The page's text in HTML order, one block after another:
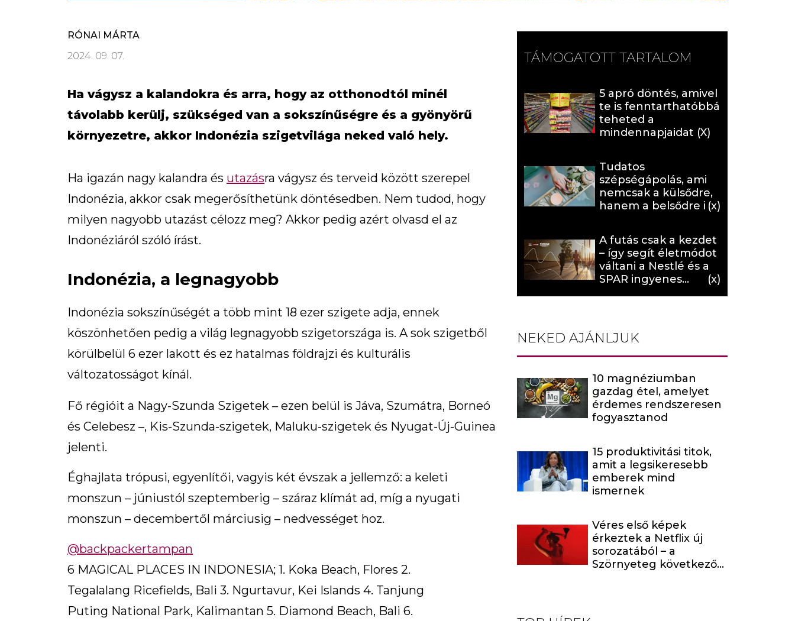
RÓNAI MÁRTA
2024. 09. 07.
Ha vágysz a kalandokra és arra, hogy az otthonodtól minél
távolabb kerülj, szükséged van a sokszínűségre és a gyönyörű
környezetre, akkor Indonézia szigetvilága neked való hely.
Ha igazán nagy kalandra és utazásra vágysz és terveid között szerepel
Indonézia, akkor csak megerősíthetünk döntésedben. Nem tudod, hogy
milyen nagyobb utazást célozz meg? Akkor pedig azért olvasd el az
Indonéziáról szóló írást.
Indonézia, a legnagyobb
Indonézia sokszínűségét a több mint 18 ezer szigete adja, ennek
köszönhetően pedig a világ legnagyobb szigetországa is. A sok szigetből
körülbelül 6 ezer lakott és ez hatalmas földrajzi és kulturális
változatosságot kínál.
Fő régióit a Nagy-Szunda Szigetek – ezen belül is Jáva, Szumátra, Borneó
és Celebesz –, Kis-Szunda-szigetek, Maluku-szigetek és Nyugat-Új-Guinea
jelenti.
Éghajlata trópusi, egyenlítői, vagyis két évszak a jellemző: a keleti
monszun – júniustól szeptemberig – száraz klímát ad, míg a nyugati
monszun – decembertől márciusig – nedvességet hoz.
@backpackertampan
6 MAGICAL PLACES IN INDONESIA; 1. Koka Beach, Flores 2.
Tegalalang Ricefields, Bali 3. Ngurtavur, Kei Islands 4. Tanjung
Puting National Park, Kalimantan 5. Diamond Beach, Bali 6.
TÁMOGATOTT TARTALOM
5 apró döntés, amivel
te is fenntarthatóbbá
teheted a
mindennapjaidat (X)
Tudatos
szépségápolás, ami
nemcsak a külsődre,
hanem a belsődre is
A futás csak a kezdet
– így segít életmódot
váltani a Nestlé és a
SPAR ingyenes
NEKED AJÁNLJUK
10 magnéziumban
gazdag étel, amelyet
érdemes rendszeresen
fogyasztanod
15 produktivitási titok,
amit a legsikeresebb
emberek mind
ismernek
Véres első képek
érkeztek a Netflix új
sorozatából – a
Szörnyeteg következő